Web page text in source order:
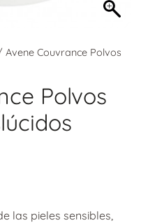
Avene Couvrance Polvos
Polvos
las pieles sensibles,